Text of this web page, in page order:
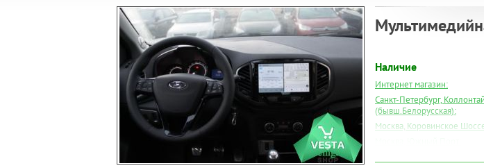
Наличие
Интернет магазин:
Санкт-Петербург, Коллонтай
(бывш.Белорусская):
Москва, Коровинское